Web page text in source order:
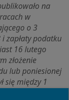
na
w
o 3
zapłaty podatku
16 lutego
złożenie
lub poniesionej
się między 1
o trzy